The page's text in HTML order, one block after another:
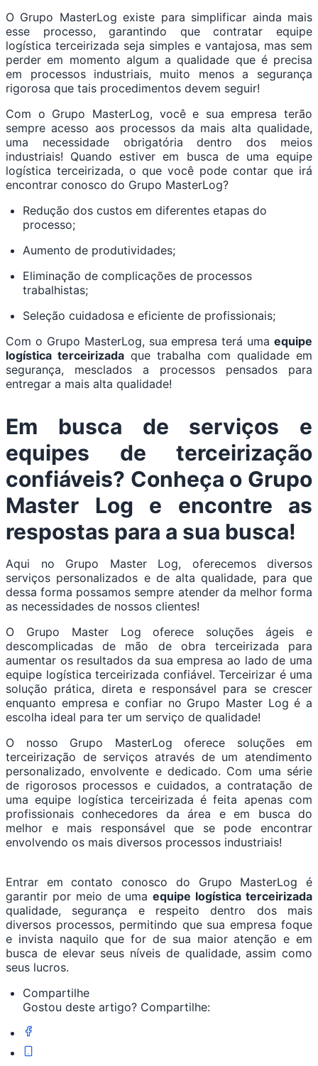
O Grupo MasterLog existe para simplificar ainda mais
esse processo, garantindo que contratar equipe
logística terceirizada seja simples e vantajosa, mas sem
perder em momento algum a qualidade que é precisa
em processos industriais, muito menos a segurança
rigorosa que tais procedimentos devem seguir!
Com o Grupo MasterLog, você e sua empresa terão
sempre acesso aos processos da mais alta qualidade,
uma necessidade obrigatória dentro dos meios
industriais! Quando estiver em busca de uma equipe
logística terceirizada, o que você pode contar que irá
encontrar conosco do Grupo MasterLog?
Redução dos custos em diferentes etapas do
processo;
Aumento de produtividades;
Eliminação de complicações de processos
trabalhistas;
Seleção cuidadosa e eficiente de profissionais;
Com o Grupo MasterLog, sua empresa terá uma equipe
logística terceirizada que trabalha com qualidade em
segurança, mesclados a processos pensados para
entregar a mais alta qualidade!
Em busca de serviços e
equipes de terceirização
confiáveis? Conheça o Grupo
Master Log e encontre as
respostas para a sua busca!
Aqui no Grupo Master Log, oferecemos diversos
serviços personalizados e de alta qualidade, para que
dessa forma possamos sempre atender da melhor forma
as necessidades de nossos clientes!
O Grupo Master Log oferece soluções ágeis e
descomplicadas de mão de obra terceirizada para
aumentar os resultados da sua empresa ao lado de uma
equipe logística terceirizada confiável. Terceirizar é uma
solução prática, direta e responsável para se crescer
enquanto empresa e confiar no Grupo Master Log é a
escolha ideal para ter um serviço de qualidade!
O nosso Grupo MasterLog oferece soluções em
terceirização de serviços através de um atendimento
personalizado, envolvente e dedicado. Com uma série
de rigorosos processos e cuidados, a contratação de
uma equipe logística terceirizada é feita apenas com
profissionais conhecedores da área e em busca do
melhor e mais responsável que se pode encontrar
envolvendo os mais diversos processos industriais!
Entrar em contato conosco do Grupo MasterLog é
garantir por meio de umaequipe logística terceirizada
qualidade, segurança e respeito dentro dos mais
diversos processos, permitindo que sua empresa foque
e invista naquilo que for de sua maior atenção e em
busca de elevar seus níveis de qualidade, assim como
seus lucros.
Compartilhe
Gostou deste artigo? Compartilhe: